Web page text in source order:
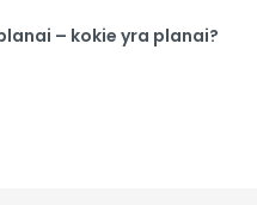
– kokie yra planai?